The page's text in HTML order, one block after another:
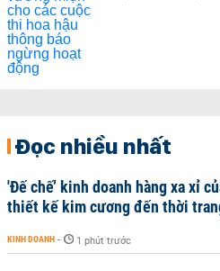
Đọc nhiều nhất
'Đế chế’ kinh doanh hàng xa xỉ
thiết kế kim cương đến thời
KINH DOANH - 1 phút trước